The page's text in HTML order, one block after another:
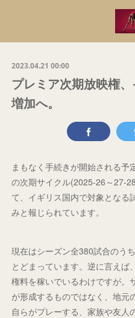
2023.04.21 00:00
プレミア次期放映権
増加へ。
まもなく手続きが開始される予
の次期サイクル(2025-26～27-
て、イギリス国内で対象とな
みと報じられています。
現在はシーズン全380試合のう
とどまっています。逆に言えば
権料を稼いでいるわけですが。
が形成するものではなく、地元
自らがプレーする、家族や友人